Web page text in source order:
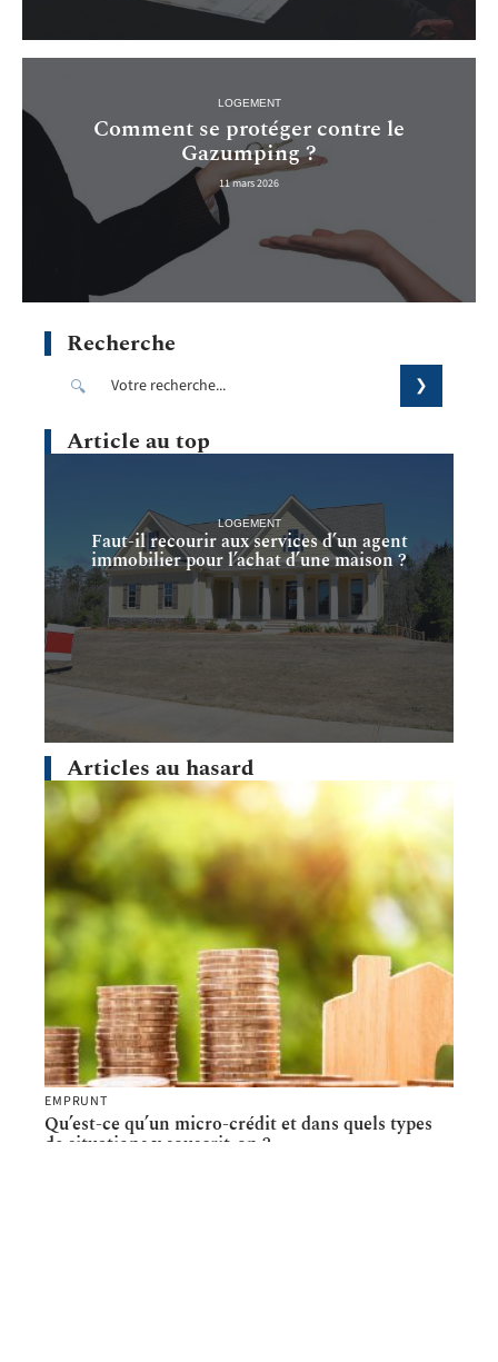
LOGEMENT
Comment se protéger contre le
Gazumping ?
11 mars 2026
Recherche
Article au top
LOGEMENT
Faut-il recourir aux services d’un agent
immobilier pour l’achat d’une maison ?
Articles au hasard
EMPRUNT
Qu’est-ce qu’un micro-crédit et dans quels types
de situations y souscrit-on ?